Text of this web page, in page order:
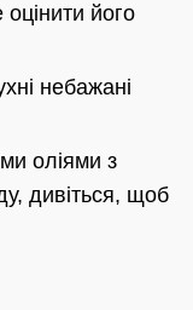
його
небажані
оліями з
дивіться, щоб